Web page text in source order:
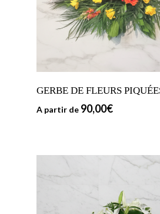
GERBE DE FLEURS
A partir de 90,00€